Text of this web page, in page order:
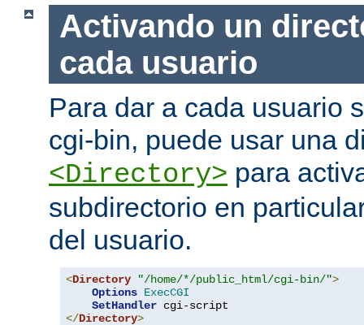
Activando un
cada usuario
Para dar a cada usuario
cgi-bin, puede usar una
<Directory> para
subdirectorio en
del usuario.
<Directory "/home/*/public_html/cgi-bin/">
Options ExecCGI
SetHandler
</Directory>